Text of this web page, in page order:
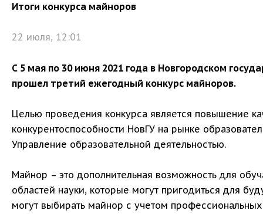
Итоги конкурса майноров
22 июля, 12:01
С 5 мая по 30 июня 2021 года в Новгородском
прошел третий ежегодный конкурс майноров.
Целью проведения конкурса является повышение
конкурентоспособности НовГУ на рынке
Управление образовательной деятельностью.
Майнор – это дополнительная возможность для
областей науки, которые могут пригодиться для
могут выбирать майнор с учетом